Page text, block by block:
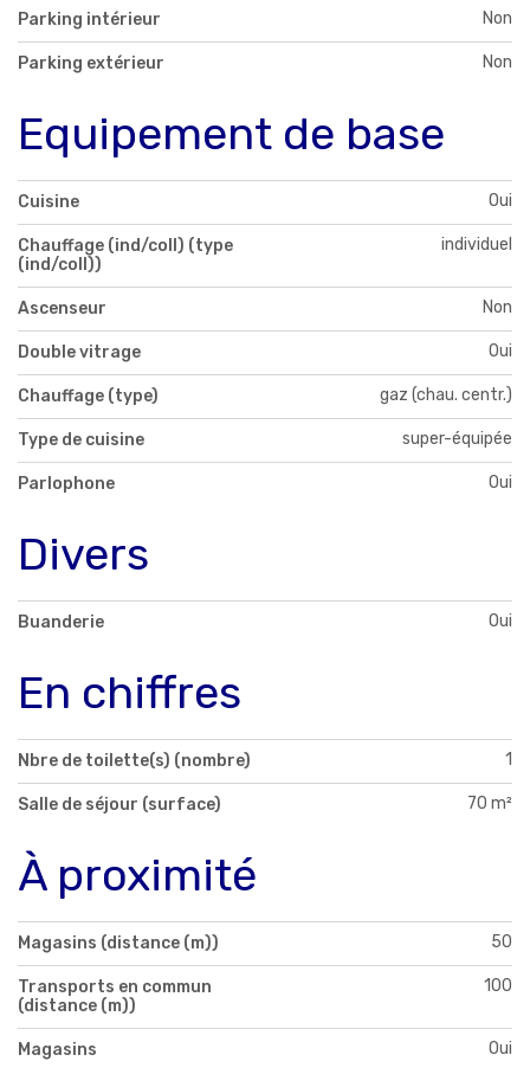
Parking intérieur Non
Parking extérieur Non
Equipement de base
Cuisine Oui
Chauffage (ind/coll) (type
(ind/coll))
individuel
Ascenseur Non
Double vitrage Oui
Chauffage (type) gaz (chau. centr.)
Type de cuisine super-équipée
Parlophone Oui
Divers
Buanderie Oui
En chiffres
Nbre de toilette(s) (nombre) 1
Salle de séjour (surface) 70 m²
À proximité
Magasins (distance (m)) 50
Transports en commun
(distance (m))
100
Magasins Oui